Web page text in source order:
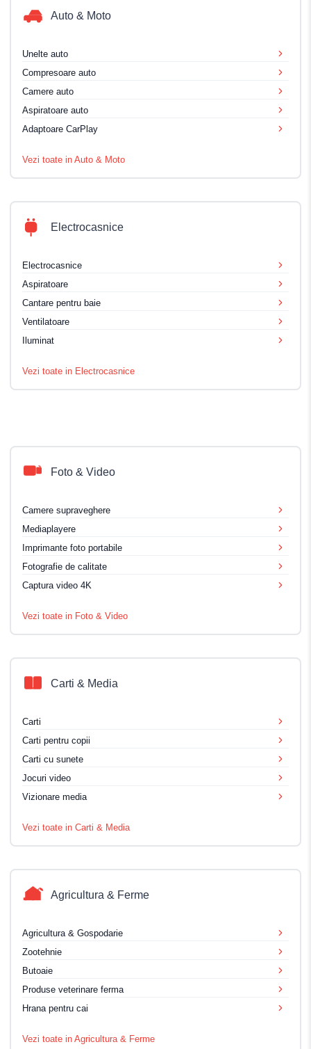
Auto & Moto
Unelte auto
Compresoare auto
Camere auto
Aspiratoare auto
Adaptoare CarPlay
Vezi toate in Auto & Moto
Electrocasnice
Electrocasnice
Aspiratoare
Cantare pentru baie
Ventilatoare
Iluminat
Vezi toate in Electrocasnice
Foto & Video
Camere supraveghere
Mediaplayere
Imprimante foto portabile
Fotografie de calitate
Captura video 4K
Vezi toate in Foto & Video
Carti & Media
Carti
Carti pentru copii
Carti cu sunete
Jocuri video
Vizionare media
Vezi toate in Carti & Media
Agricultura & Ferme
Agricultura & Gospodarie
Zootehnie
Butoaie
Produse veterinare ferma
Hrana pentru cai
Vezi toate in Agricultura & Ferme